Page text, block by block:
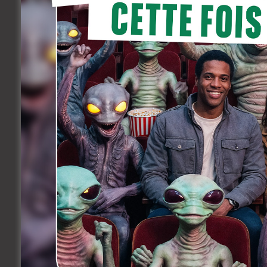
fille, travailleuse du sexe, qui s’en est
histoire de victime de traite des êtres
off en langue maternelle​.
Nous recherchons les profils suivants:
Pour des enregistrements de voix :
1 comédienne Albanaise (langue
– comédienne Roumaine (langue
1 comédienne Bulgare (langue
1 comédienne Nigériane parlant
Le casting aura lieu dès que possible
● DATES d’enregistrement des voix:​
● REMUNERATION:​ 150 euro
● LIEUX d’enregistrement: ​BRUXELLES